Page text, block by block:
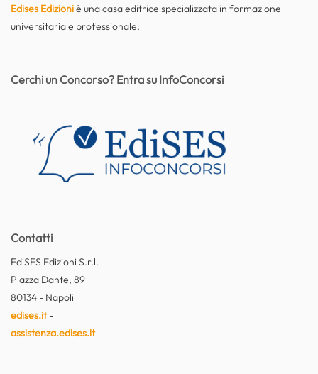
Edises Edizioniè una casa editrice specializzata in formazione
universitaria e professionale.
Contatti
EdiSES Edizioni S.r.l.
Piazza Dante, 89
80134 - Napoli
edises.it-
assistenza.edises.it
Cerchi un Concorso? Entra su InfoConcorsi